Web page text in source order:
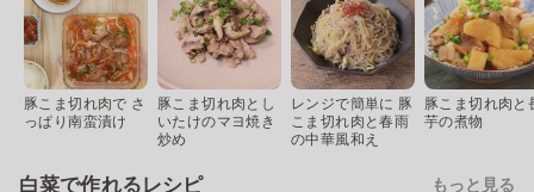
豚こま切れ肉で さ
っぱり南蛮漬け
豚こま切れ肉とし
いたけのマヨ焼き
炒め
レンジで簡単に 豚
こま切れ肉と春雨
の中華風和え
豚こま切れ肉と
芋の煮物
白菜で作れるレシピ もっと見る